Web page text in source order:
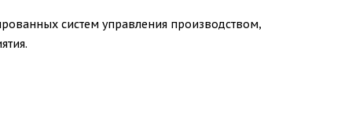
систем управления производством,